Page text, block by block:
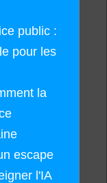
public :
pour les
la
escape
l'IA